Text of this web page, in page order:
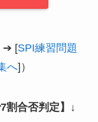
➔ [SPI練習問題
へ]）
割合否判定】 ↓